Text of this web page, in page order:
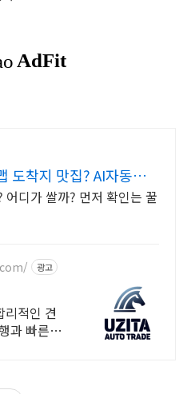
도착지 맛집? AI자동추
어디가 쌀까? 먼저 확인는 꿀
광고
리적인 견
과 빠른